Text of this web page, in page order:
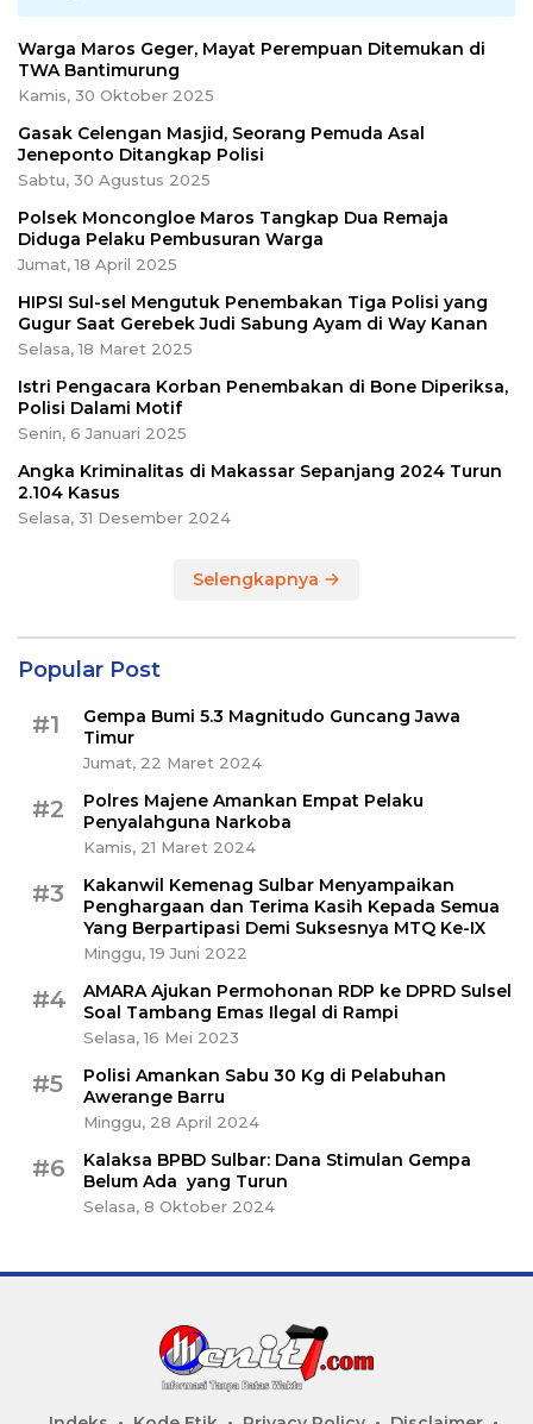
Warga Maros Geger, Mayat Perempuan Ditemukan di
TWA Bantimurung
Kamis, 30 Oktober 2025
Gasak Celengan Masjid, Seorang Pemuda Asal
Jeneponto Ditangkap Polisi
Sabtu, 30 Agustus 2025
Polsek Moncongloe Maros Tangkap Dua Remaja
Diduga Pelaku Pembusuran Warga
Jumat, 18 April 2025
HIPSI Sul-sel Mengutuk Penembakan Tiga Polisi yang
Gugur Saat Gerebek Judi Sabung Ayam di Way Kanan
Selasa, 18 Maret 2025
Istri Pengacara Korban Penembakan di Bone Diperiksa,
Polisi Dalami Motif
Senin, 6 Januari 2025
Angka Kriminalitas di Makassar Sepanjang 2024 Turun
2.104 Kasus
Selasa, 31 Desember 2024
Selengkapnya
Popular Post
#1
Gempa Bumi 5.3 Magnitudo Guncang Jawa
Timur
Jumat, 22 Maret 2024
#2
Polres Majene Amankan Empat Pelaku
Penyalahguna Narkoba
Kamis, 21 Maret 2024
#3
Kakanwil Kemenag Sulbar Menyampaikan
Penghargaan dan Terima Kasih Kepada Semua
Yang Berpartipasi Demi Suksesnya MTQ Ke-IX
Minggu, 19 Juni 2022
#4
AMARA Ajukan Permohonan RDP ke DPRD Sulsel
Soal Tambang Emas Ilegal di Rampi
Selasa, 16 Mei 2023
#5
Polisi Amankan Sabu 30 Kg di Pelabuhan
Awerange Barru
Minggu, 28 April 2024
#6
Kalaksa BPBD Sulbar: Dana Stimulan Gempa
Belum Ada yang Turun
Selasa, 8 Oktober 2024